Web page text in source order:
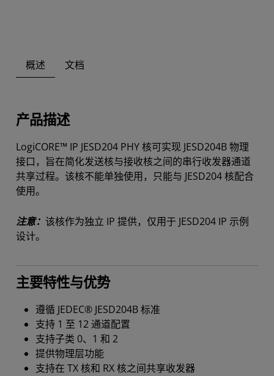
概述 文档
产品描述
LogiCORE™ IP JESD204 PHY 核可实现 JESD204B 物理
接口，旨在简化发送核与接收核之间的串行收发器通道
共享过程。该核不能单独使用，只能与 JESD204 核配合
使用。
注意： 该核作为独立 IP 提供，仅用于 JESD204 IP 示例
设计。
主要特性与优势
遵循 JEDEC® JESD204B 标准
支持 1 至 12 通道配置
支持子类 0、1 和 2
提供物理层功能
支持在 TX 核和 RX 核之间共享收发器